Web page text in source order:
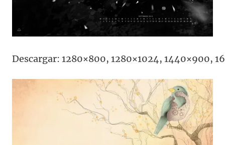
Descargar: 1280×800, 1280×1024, 1440×900,